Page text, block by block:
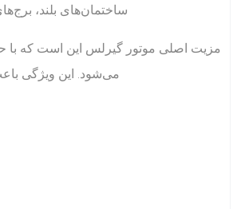
ساختمان‌های بلند،
مزیت اصلی موتور گیرلس این است که با
می‌شود. این ویژگی